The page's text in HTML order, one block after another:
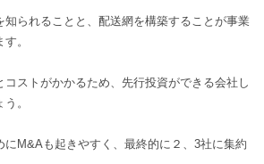
知られることと、配送網を構築することが事業
。
ストがかかるため、先行投資ができる会社し
。
にM&Aも起きやすく、最終的に２、3社に集約